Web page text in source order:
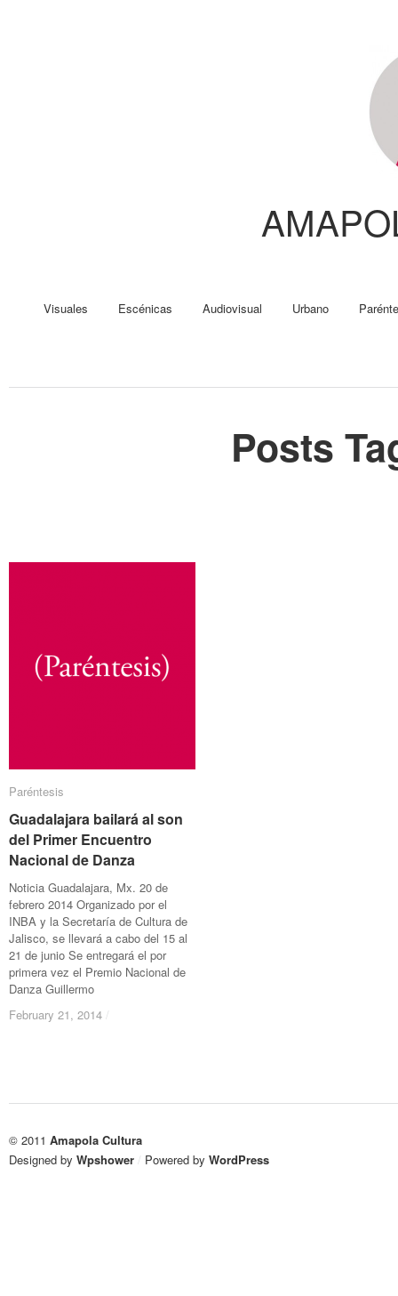
Visuales Escénicas Audiovisual Urbano
Posts
Paréntesis
Guadalajara bailará al son
del Primer Encuentro
Nacional de Danza
Noticia Guadalajara, Mx. 20 de
febrero 2014 Organizado por el
INBA y la Secretaría de Cultura de
Jalisco, se llevará a cabo del 15 al
21 de junio Se entregará el por
primera vez el Premio Nacional de
Danza Guillermo
February 21, 2014 /
Paréntesis
Guadalajara bailará al son
del Primer Encuentro
Nacional de Danza
February 21, 2014 /
© 2011 Amapola Cultura
Designed by Wpshower / Powered by WordPress